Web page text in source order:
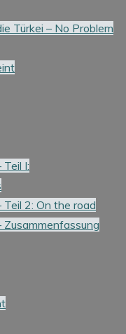
Türkei – No Problem
I:
2: On the road
Zusammenfassung